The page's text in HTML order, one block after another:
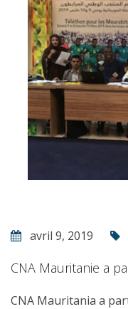
avril 9, 2019
CNA Mauritanie a
CNA Mauritania a